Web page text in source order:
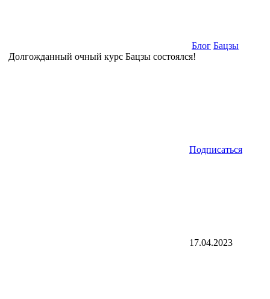
Блог Бацзы
Долгожданный очный курс Бацзы состоялся!
Подписаться
17.04.2023